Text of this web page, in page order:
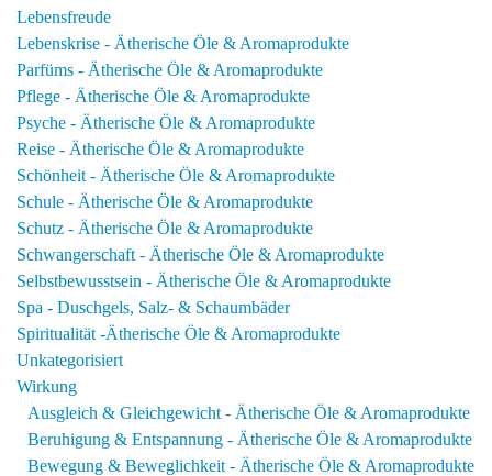
Lebensfreude
Lebenskrise - Ätherische Öle & Aromaprodukte
Parfüms - Ätherische Öle & Aromaprodukte
Pflege - Ätherische Öle & Aromaprodukte
Psyche - Ätherische Öle & Aromaprodukte
Reise - Ätherische Öle & Aromaprodukte
Schönheit - Ätherische Öle & Aromaprodukte
Schule - Ätherische Öle & Aromaprodukte
Schutz - Ätherische Öle & Aromaprodukte
Schwangerschaft - Ätherische Öle & Aromaprodukte
Selbstbewusstsein - Ätherische Öle & Aromaprodukte
Spa - Duschgels, Salz- & Schaumbäder
Spiritualität -Ätherische Öle & Aromaprodukte
Unkategorisiert
Wirkung
Ausgleich & Gleichgewicht - Ätherische Öle & Aromaprodukte
Beruhigung & Entspannung - Ätherische Öle & Aromaprodukte
Bewegung & Beweglichkeit - Ätherische Öle & Aromaprodukte